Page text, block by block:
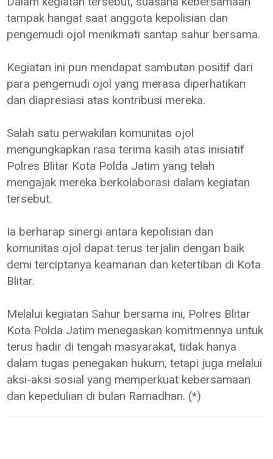
tampak hangat saat anggota kepolisian dan
pengemudi ojol menikmati santap sahur bersama.
Kegiatan ini pun mendapat sambutan positif dari
para pengemudi ojol yang merasa diperhatikan
dan diapresiasi atas kontribusi mereka.
Salah satu perwakilan komunitas ojol
mengungkapkan rasa terima kasih atas inisiatif
Polres Blitar Kota Polda Jatim yang telah
mengajak mereka berkolaborasi dalam kegiatan
tersebut.
Ia berharap sinergi antara kepolisian dan
komunitas ojol dapat terus terjalin dengan baik
demi terciptanya keamanan dan ketertiban di Kota
Blitar.
Melalui kegiatan Sahur bersama ini, Polres Blitar
Kota Polda Jatim menegaskan komitmennya untuk
terus hadir di tengah masyarakat, tidak hanya
dalam tugas penegakan hukum, tetapi juga melalui
aksi-aksi sosial yang memperkuat kebersamaan
dan kepedulian di bulan Ramadhan. (*)